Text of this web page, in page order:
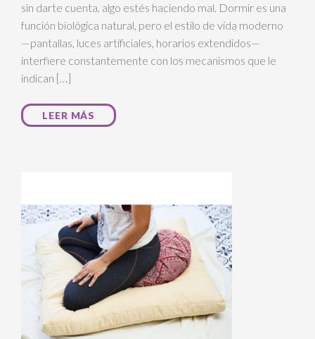
sin darte cuenta, algo estés haciendo mal. Dormir es una
función biológica natural, pero el estilo de vida moderno
—pantallas, luces artificiales, horarios extendidos—
interfiere constantemente con los mecanismos que le
indican […]
LEER MÁS